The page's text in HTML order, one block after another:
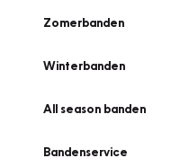
Zomerbanden
Winterbanden
All season banden
Bandenservice